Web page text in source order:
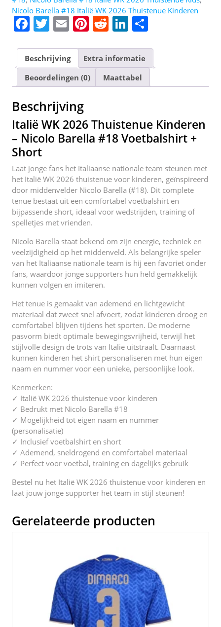
Nicolo Barella #18 Italië WK 2026 Thuistenue Kinderen
F
c
e
b
o
o
k
T
itt
er
E
ai
l
Pi
er
e
st
R
d
di
t
Li
k
e
dI
e
n
Beschrijving
Extra informatie
Beoordelingen (0)
Maattabel
Beschrijving
Italië WK 2026 Thuistenue Kinderen
– Nicolo Barella #18 Voetbalshirt +
Short
Laat jonge fans het Italiaanse nationale team steunen met
het Italië WK 2026 thuistenue voor kinderen, geïnspireerd
door middenvelder Nicolo Barella (#18). Dit complete
tenue bestaat uit een comfortabel voetbalshirt en
bijpassende short, ideaal voor wedstrijden, training of
spelletjes met vrienden.
Nicolo Barella staat bekend om zijn energie, techniek en
veelzijdigheid op het middenveld. Als belangrijke speler
van het Italiaanse nationale team is hij een favoriet onder
fans, waardoor jonge supporters hun held gemakkelijk
kunnen volgen en imiteren.
Het tenue is gemaakt van ademend en lichtgewicht
materiaal dat zweet snel afvoert, zodat kinderen droog en
comfortabel blijven tijdens het sporten. De moderne
pasvorm biedt optimale bewegingsvrijheid, terwijl het
stijlvolle design de trots van Italië uitstraalt. Daarnaast
kunnen kinderen het shirt personaliseren met hun eigen
naam en nummer voor een unieke, persoonlijke look.
Kenmerken:
✓ Italië WK 2026 thuistenue voor kinderen
✓ Bedrukt met Nicolo Barella #18
✓ Mogelijkheid tot eigen naam en nummer
(personalisatie)
✓ Inclusief voetbalshirt en short
✓ Ademend, sneldrogend en comfortabel materiaal
✓ Perfect voor voetbal, training en dagelijks gebruik
Bestel nu het Italië WK 2026 thuistenue voor kinderen en
laat jouw jonge supporter het team in stijl steunen!
Gerelateerde producten